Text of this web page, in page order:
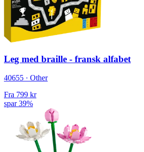
Leg med braille - fransk alfabet
40655 · Other
Fra 799 kr
spar 39%